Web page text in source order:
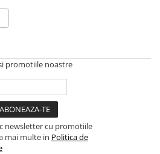
promotiile noastre
newsletter cu promotiile
mai multe in Politica de